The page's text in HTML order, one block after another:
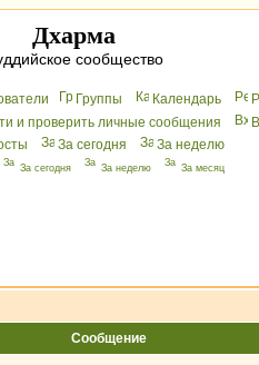
Дхарма
сообщество
Группы Календарь
и проверить личные сообщения
За сегодня За неделю
За сегодня За неделю За месяц
Сообщение